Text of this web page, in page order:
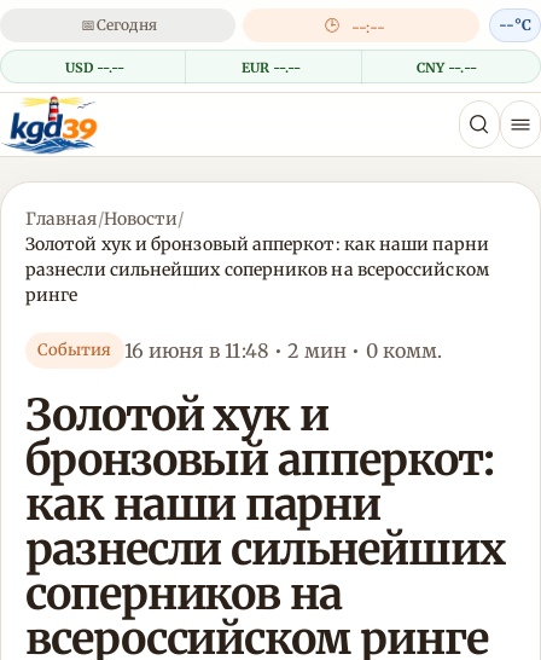
📅Сегодня 🕒 --:--
USD --.-- EUR --.-- CNY --.--
--°C
Главная/Новости/
Золотой хук и бронзовый апперкот: как наши парни
разнесли сильнейших соперников на всероссийском
ринге
События 16 июня в 11:48 • 2 мин • 0 комм.
Золотой хук и
бронзовый апперкот:
как наши парни
разнесли сильнейших
соперников на
всероссийском ринге